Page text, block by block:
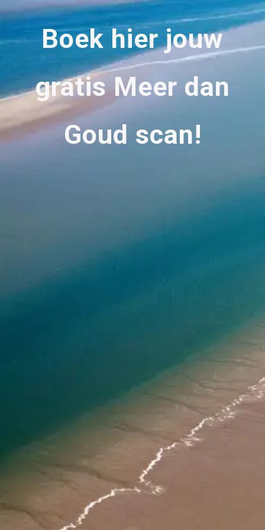
Boek hier jouw
gratis Meer dan
Goud scan!